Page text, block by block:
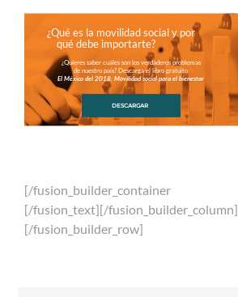
¿Qué es la movilidad social y por
qué debe importarte?
¿Quieres saber cuáles son los verdaderos problemas
de nuestro país? Descarga el libro gratuito
El México del 2018: Movilidad social para el bienestar
DESCARGAR
[/fusion_builder_container
[/fusion_text][/fusion_builder_column]
[/fusion_builder_row]